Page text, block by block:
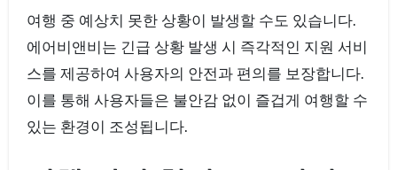
여행 중 예상치 못한 상황이 발생할 수도 있습니다.
에어비앤비는 긴급 상황 발생 시 즉각적인 지원 서비
스를 제공하여 사용자의 안전과 편의를 보장합니다.
이를 통해 사용자들은 불안감 없이 즐겁게 여행할 수
있는 환경이 조성됩니다.